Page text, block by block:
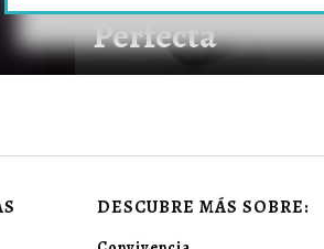
Perfecta
DESCUBRE MÁS SOBRE: